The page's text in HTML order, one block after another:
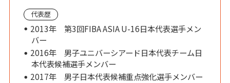
代表歴
2013年 第3回FIBA ASIA U-16日本代表選手メン
バー
2016年 男子ユニバーシアード日本代表チーム日
本代表候補選手メンバー
2017年 男子日本代表候補重点強化選手メンバー